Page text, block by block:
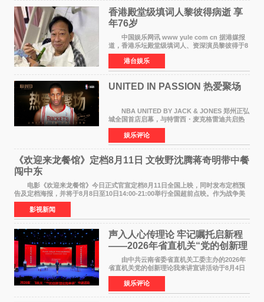
香港殿堂级填词人黎彼得病逝 享
年76岁​
中国娱乐网讯 www yule com cn 据港媒报
道，香港乐坛殿堂级填词人、资深演员黎彼得于8
月5日上午因病离世，终年76岁。好友钟志光透
露，黎彼得今年3月中风后便卧床休养，身体机能
持续衰退，最
港台娱乐
UNITED IN PASSION 热爱聚场
NBA UNITED BY JACK & JONES 郑州正弘
城全国首店启幕，与特雷西・麦克格雷迪共启热
爱 2026 年7 月21 日，
NBAUNITEDBYJACK&JONES 全国首店，于郑
州正弘城正式启幕。NBA 传奇球星
娱乐评论
《欢迎来龙餐馆》定档8月11日 文牧野沈腾蒋奇明带中餐
闯中东
电影《欢迎来龙餐馆》今日正式官宣定档8月11日全国上映，同时发布定档预
告及定档海报，并将于8月8日至10日14:00-21:00举行全国超前点映。作为战争美
食大片，影片讲述的是中国厨师徐福（沈腾
影视新闻
声入人心传理论 牢记嘱托启新程
——2026年省直机关“党的创新理
论我来讲”宣讲活动圆满落幕
由中共云南省委省直机关工委主办的2026年
省直机关党的创新理论我来讲宣讲活动于8月4日
至5日在昆明举办。活动以 "牢记嘱托 感恩奋进
开创云南发展新局面 "为主题，坚持以新时代中国
特色社会主义
娱乐评论